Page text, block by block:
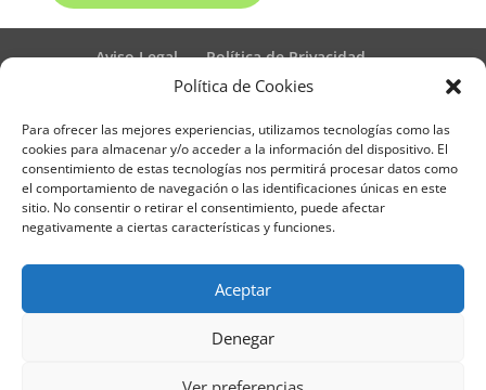
Política de Cookies
Para ofrecer las mejores experiencias, utilizamos tecnologías como las
cookies para almacenar y/o acceder a la información del dispositivo. El
consentimiento de estas tecnologías nos permitirá procesar datos como
el comportamiento de navegación o las identificaciones únicas en este
sitio. No consentir o retirar el consentimiento, puede afectar
negativamente a ciertas características y funciones.
Aceptar
Denegar
Aviso Legal
Política de Privacidad
Términos y condiciones – Contrato de matrícula
Formulario de Datos necesarios para alta
Métodos de pago SEQURA
Métodos de pago
Formulario de Acción Formativa
Formulario de responsabilidad de APPCC
Plantilla formación bonificada
Formulario uso de imagen
Centros colaboradores